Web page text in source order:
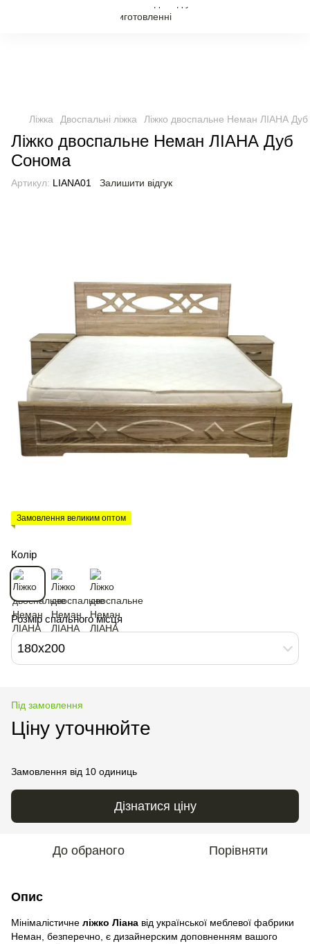
Ліжка Двоспальні ліжка Ліжко двоспальне Неман ЛІАНА
Ліжко двоспальне Неман ЛІАНА Дуб
Сонома
Артикул: LIANA01 Залишити відгук
Замовлення великим оптом
Колір
Розмір спального місця
180х200
Під замовлення
Ціну уточнюйте
Замовлення від 10 одиниць
Дізнатися ціну
До обраного Порівняти
Опис
Мінімалістичне ліжко Ліана від української меблевої фабрики
Неман, безперечно, є дизайнерским доповненням вашого